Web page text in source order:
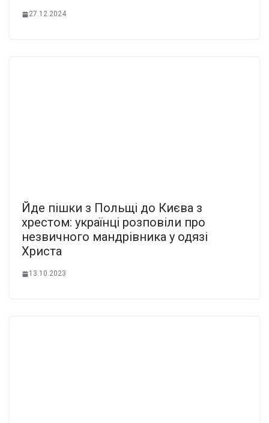
27.12.2024
Йде пішки з Польщі до Києва з
хрестом: українці розповіли про
незвичного мандрівника у одязі
Христа
13.10.2023